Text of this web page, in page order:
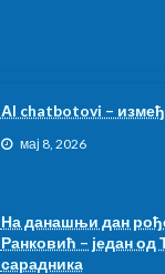
АI chatbotovi –
мај 8, 2026
На данашњи дан
Ранковић – један од
сарадника